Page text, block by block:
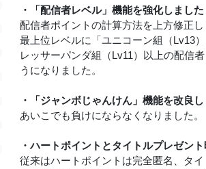
・「配信者レベル」機能を強化しました
配信者ポイントの計算方法を上方修正し
最上位レベルに「ユニコーン組（Lv13）
レッサーパンダ組（Lv11）以上の配信
うになりました。
・「ジャンボじゃんけん」機能を改良
あいこでも負けにならなくなりました。
・ハートポイントとタイトルプレゼン
従来はハートポイントは完全匿名、タ